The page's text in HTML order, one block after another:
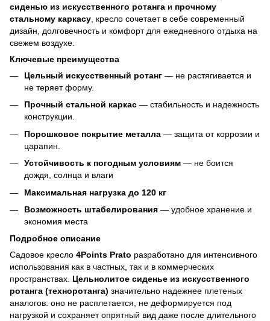
сиденью из искусственного ротанга и прочному
стальному каркасу , кресло сочетает в себе современный
дизайн, долговечность и комфорт для ежедневного отдыха на
свежем воздухе.
Ключевые преимущества
Цельный искусственный ротанг — не растягивается и
не теряет форму.
Прочный стальной каркас — стабильность и надежность
конструкции.
Порошковое покрытие металла — защита от коррозии и
царапин.
Устойчивость к погодным условиям — не боится
дождя, солнца и влаги
Максимальная нагрузка до 120 кг
Возможность штабелирования — удобное хранение и
экономия места
Подробное описание
Садовое кресло 4Points Prato разработано для интенсивного
использования как в частных, так и в коммерческих
пространствах. Цельнолитое сиденье из искусственного
ротанга (техноротанга) значительно надежнее плетеных
аналогов: оно не расплетается, не деформируется под
нагрузкой и сохраняет опрятный вид даже после длительного